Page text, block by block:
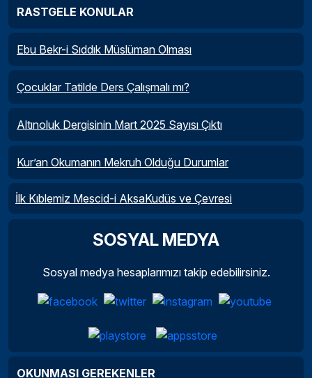
RASTGELE KONULAR
Ebu Bekr-i Sıddık Müslüman Olması
Çocuklar Tatilde Ders Çalışmalı mı?
Altınoluk Dergisinin Mart 2025 Sayısı Çıktı
Kur’an Okumanın Mekruh Olduğu Durumlar
İlk Kıblemiz Mescid-i AksaKudüs ve Çevresi
SOSYAL MEDYA
Sosyal medya hesaplarımızı takip edebilirsiniz.
OKUNMASI GEREKENLER